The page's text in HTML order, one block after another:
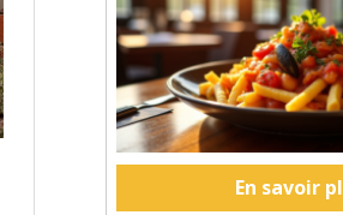
En savoir